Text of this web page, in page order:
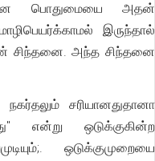
பொதுமையை அதன்
இருந்தால்
சிந்தனை. அந்த சிந்தனை
நகர்தலும் சரியானதுதானா
என்று ஒடுக்குகின்ற
ஒடுக்குமுறையை